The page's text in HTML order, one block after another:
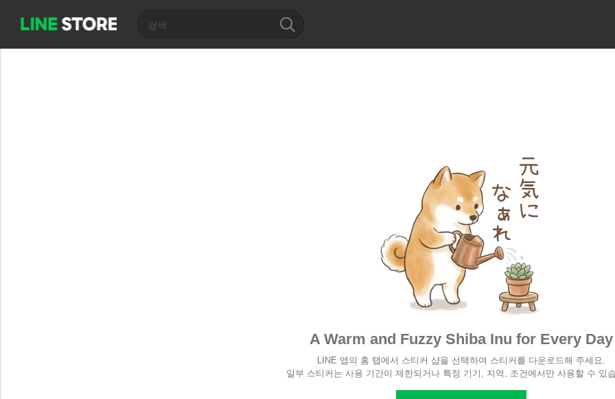
A Warm and Fuzzy Shiba Inu for Every Day
LINE 앱의 홈 탭에서 스티커 샵을 선택하여 스티커를 다운로드해 주세요.
일부 스티커는 사용 기간이 제한되거나 특정 기기, 지역, 조건에서만 사용할 수 있